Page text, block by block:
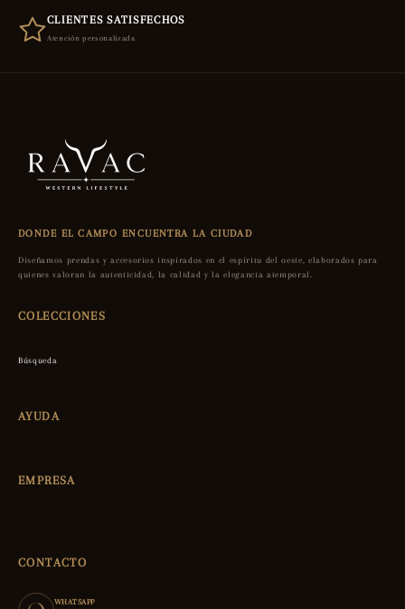
CLIENTES SATISFECHOS
Atención personalizada
DONDE EL CAMPO ENCUENTRA LA CIUDAD
Diseñamos prendas y accesorios inspirados en el espíritu del oeste, elaborados para
quienes valoran la autenticidad, la calidad y la elegancia atemporal.
COLECCIONES
Búsqueda
AYUDA
EMPRESA
CONTACTO
WHATSAPP